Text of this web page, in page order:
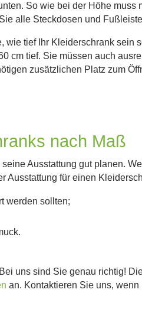
So wie bei der Höhe muss
alle Steckdosen und
wie tief Ihr Kleiderschrank sein
cm tief. Sie müssen auch
zusätzlichen Platz zum
nach Maß
Ausstattung gut planen.
Ausstattung für einen
werden sollten;
uns sind Sie genau richtig!
an. Kontaktieren Sie uns,